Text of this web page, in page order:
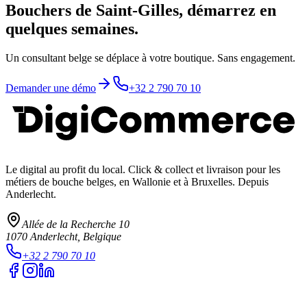
Bouchers de Saint-Gilles, démarrez en
quelques semaines.
Un consultant belge se déplace à votre boutique. Sans engagement.
Demander une démo +32 2 790 70 10
Le digital au profit du local. Click & collect et livraison pour les
métiers de bouche belges, en Wallonie et à Bruxelles. Depuis
Anderlecht.
Allée de la Recherche 10
1070 Anderlecht, Belgique
+32 2 790 70 10